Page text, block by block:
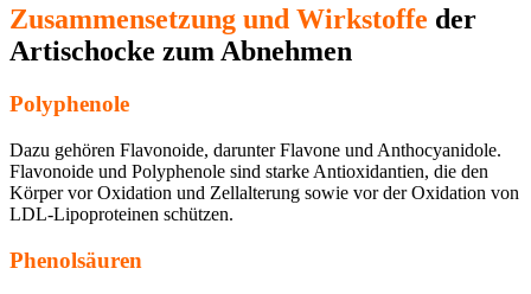
Zusammensetzung und Wirkstoffe der
Artischocke zum Abnehmen
Polyphenole
Dazu gehören Flavonoide, darunter Flavone und Anthocyanidole.
Flavonoide und Polyphenole sind starke Antioxidantien, die den
Körper vor Oxidation und Zellalterung sowie vor der Oxidation von
LDL-Lipoproteinen schützen.
Phenolsäuren